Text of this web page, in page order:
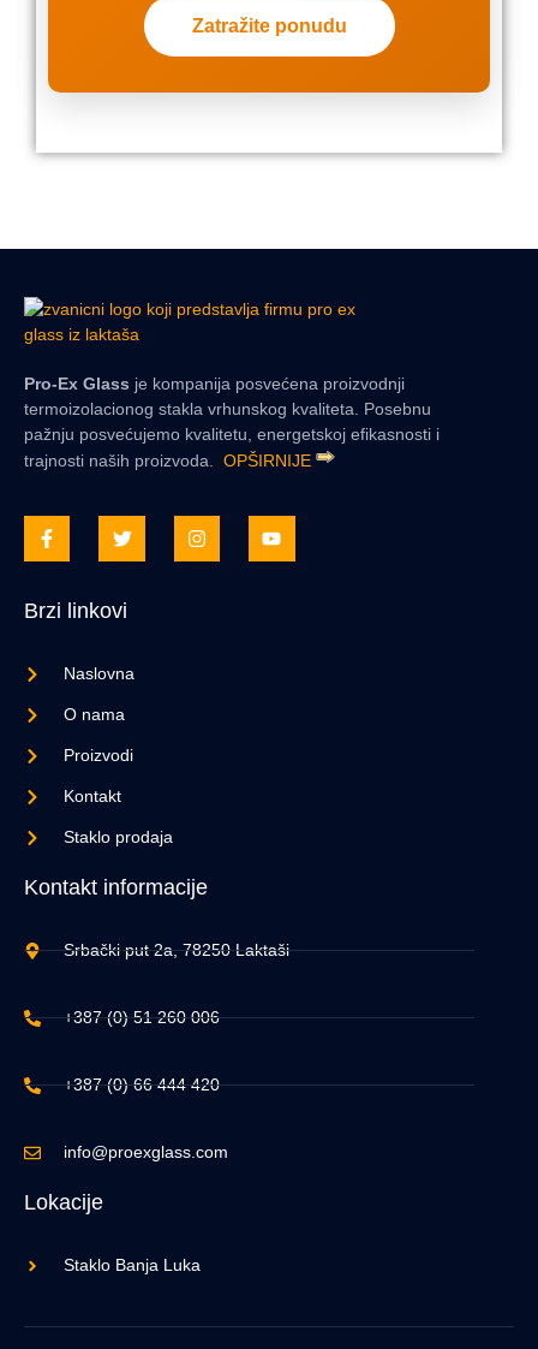
Zatražite ponudu
Pro-Ex Glass je kompanija posvećena proizvodnji
termoizolacionog stakla vrhunskog kvaliteta. Posebnu
pažnju posvećujemo kvalitetu, energetskoj efikasnosti i
trajnosti naših proizvoda. OPŠIRNIJE
Brzi linkovi
Naslovna
O nama
Proizvodi
Kontakt
Staklo prodaja
Kontakt informacije
Srbački put 2a, 78250 Laktaši
+387 (0) 51 260 006
+387 (0) 66 444 420
info@proexglass.com
Lokacije
Staklo Banja Luka